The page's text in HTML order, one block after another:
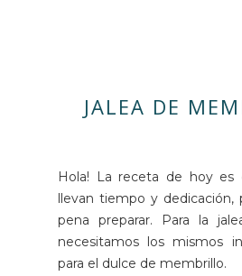
JALEA DE
Hola! La receta de hoy
llevan tiempo y dedicación,
pena preparar. Para la
necesitamos los mismos
para el dulce de membrillo.